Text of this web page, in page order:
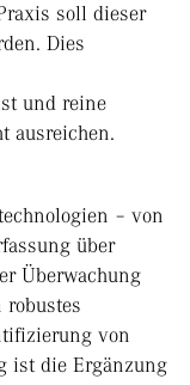
soll dieser
Dies
und reine
ausreichen.
– von
über
Überwachung
von
ist die Ergänzung